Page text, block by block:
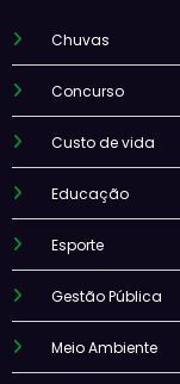
Chuvas
Concurso
Custo de vida
Educação
Esporte
Gestão Pública
Meio Ambiente